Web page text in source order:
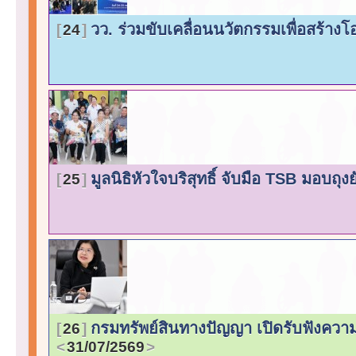
24 วว. ร่วมขับเคลื่อนนวัตกรรมเพื่อสร้า
25 มูลนิธิหัวใจบริสุทธิ์ จับมือ TSB มอบถุ
26 กรมทรัพย์สินทางปัญญา เปิดรับฟังคว
31/07/2569